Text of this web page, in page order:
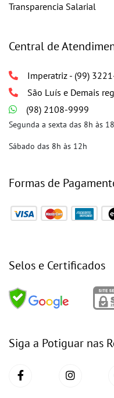
Transparencia Salarial
Central de
Imperatriz - (99)
São Luís e Demais
(98) 2108-9999
Segunda a sexta das 8h às
Sábado das 8h às 12h
Formas de
Selos e Certificados
Siga a Potiguar nas